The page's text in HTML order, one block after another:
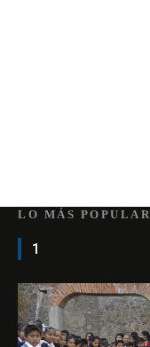
LO MÁS POPULAR
1